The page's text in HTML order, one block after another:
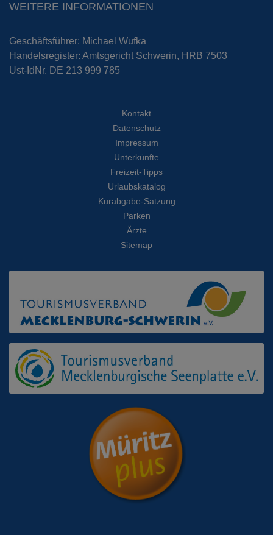
WEITERE INFORMATIONEN
Geschäftsführer: Michael Wufka
Handelsregister: Amtsgericht Schwerin, HRB 7503
Ust-IdNr. DE 213 999 785
Kontakt
Datenschutz
Impressum
Unterkünfte
Freizeit-Tipps
Urlaubskatalog
Kurabgabe-Satzung
Parken
Ärzte
Sitemap